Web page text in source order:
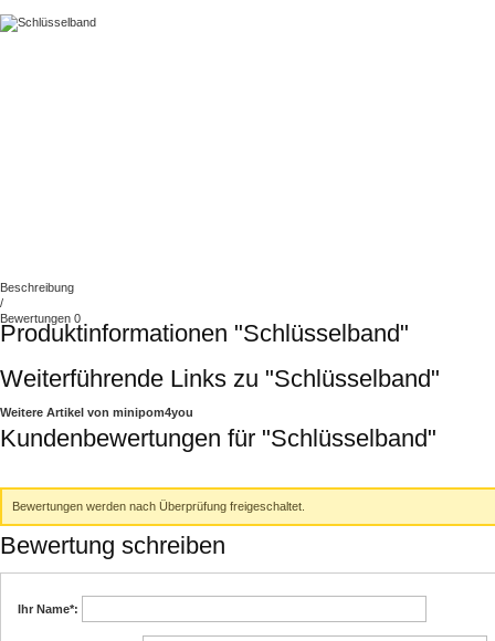
Beschreibung
/
Bewertungen 0
Produktinformationen "Schlüsselband"
Weiterführende Links zu "Schlüsselband"
Weitere Artikel von minipom4you
Kundenbewertungen für "Schlüsselband"
Bewertungen werden nach Überprüfung freigeschaltet.
Bewertung schreiben
Ihr Name*: